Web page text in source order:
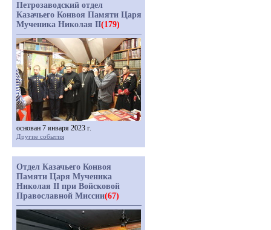
Петрозаводский отдел
Казачьего Конвоя Памяти Царя
Мученика Николая II(179)
основан 7 января 2023 г.
Другие события
Отдел Казачьего Конвоя
Памяти Царя Мученика
Николая II при Войсковой
Православной Миссии(67)